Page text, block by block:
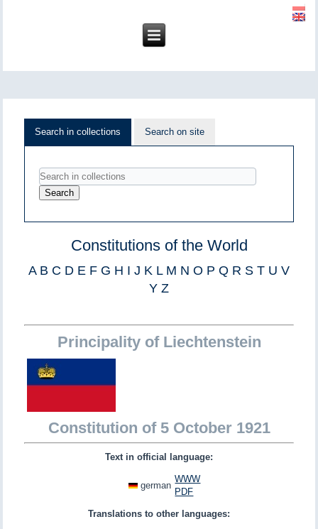
Search in collections Search on site
Constitutions of the World
A B C D E F G H I J K L M N O P Q R S T U V
Y Z
Principality of Liechtenstein
Constitution of 5 October 1921
Text in official language:
german
WWW
PDF
Translations to other languages: